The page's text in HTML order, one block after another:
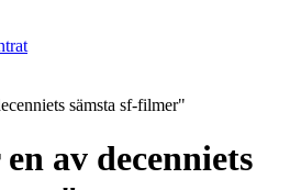
sämsta sf-filmer"
av decenniets